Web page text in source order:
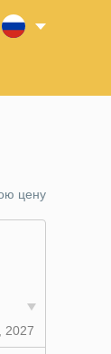
цену
2027